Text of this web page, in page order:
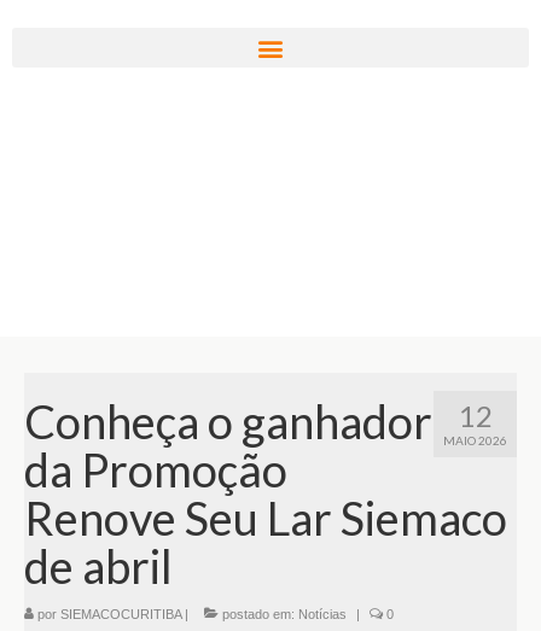
12
MAIO 2026
Conheça o ganhador
da Promoção
Renove Seu Lar Siemaco
de abril
por SIEMACOCURITIBA| postado em: Notícias | 0